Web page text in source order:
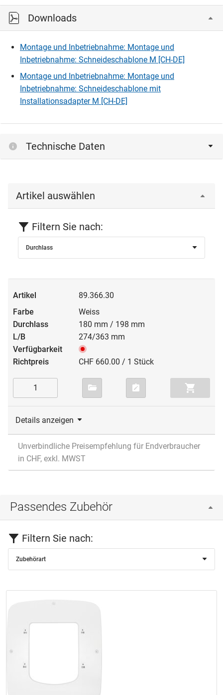
Downloads
Montage und Inbetriebnahme: Montage und
Inbetriebnahme: Schneideschablone M [CH-DE]
Montage und Inbetriebnahme: Montage und
Inbetriebnahme: Schneideschablone mit
Installationsadapter M [CH-DE]
Technische Daten
Artikel auswählen
Filtern Sie nach:
Durchlass
89.366.30
Weiss
180 mm / 198 mm
274/363 mm
CHF 660.00 / 1 Stück
Details anzeigen
Unverbindliche Preisempfehlung für Endverbraucher
in CHF, exkl. MWST
Passendes Zubehör
Filtern Sie nach:
Zubehörart